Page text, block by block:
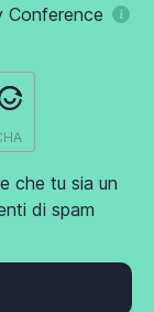
Conference
che tu sia un
di spam